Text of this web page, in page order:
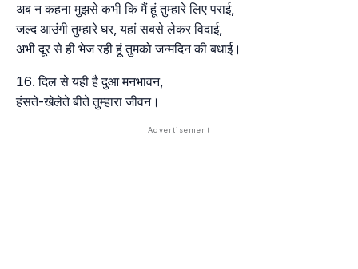
अब न कहना मुझसे कभी कि मैं हूं तुम्हारे लिए पराई,
जल्द आउंगी तुम्हारे घर, यहां सबसे लेकर विदाई,
अभी दूर से ही भेज रही हूं तुमको जन्मदिन की बधाई।
दिल से यही है दुआ मनभावन,
हंसते-खेलेते बीते तुम्हारा जीवन।